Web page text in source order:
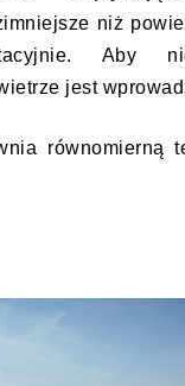
niż
Aby
jest
równomierną